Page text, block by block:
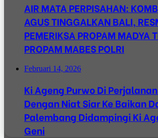
AIR MATA PERPISAHAN:
AGUS TINGGALKAN BALI,
PEMERIKSA PROPAM MADYA
PROPAM MABES POLRI
Februari 14, 2026
Ki Ageng Purwo Di
Dengan Niat Siar Ke Baikan
Palembang Didampingi Ki
Geni